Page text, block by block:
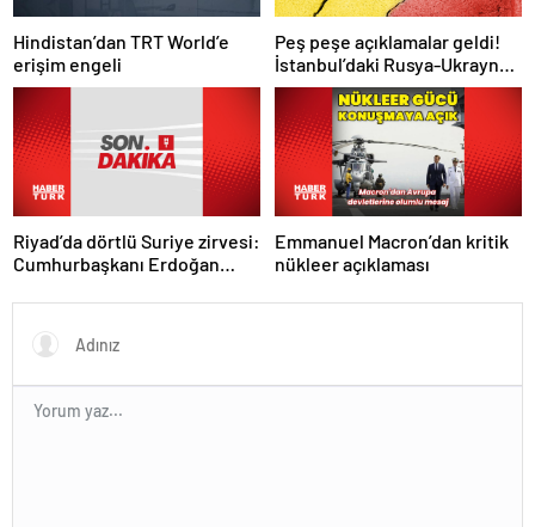
Hindistan’dan TRT World’e
erişim engeli
Peş peşe açıklamalar geldi!
İstanbul’daki Rusya-Ukrayna
görüşmelerine kimler
katılacak?
Riyad’da dörtlü Suriye zirvesi:
Cumhurbaşkanı Erdoğan
görüştü
Emmanuel Macron’dan kritik
nükleer açıklaması